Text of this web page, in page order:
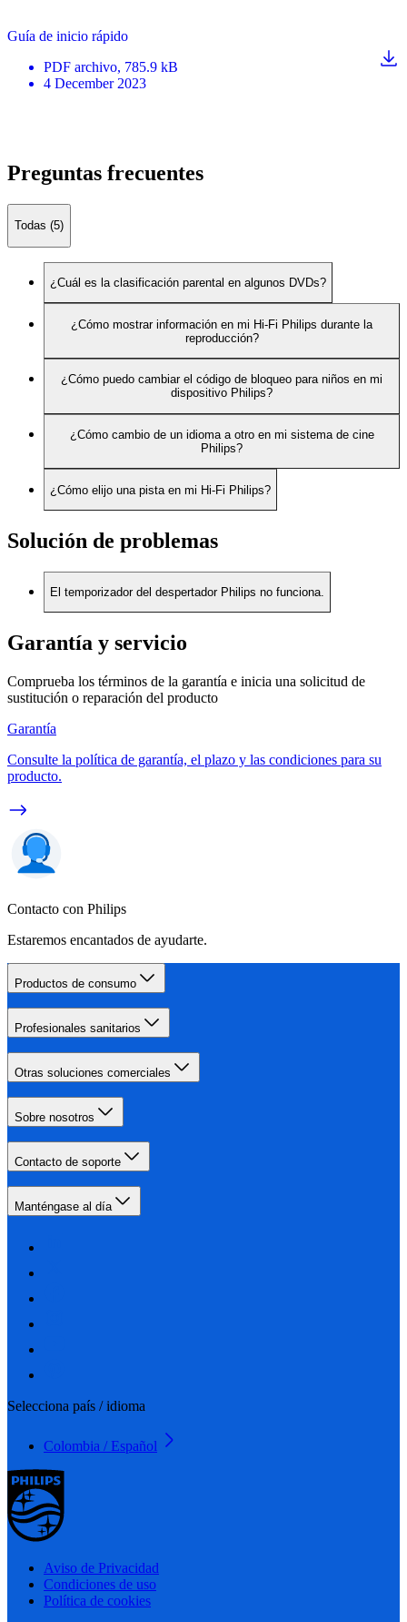
Guía de inicio rápido
PDF archivo, 785.9 kB
4 December 2023
Preguntas frecuentes
Todas (5)
¿Cuál es la clasificación parental en algunos DVDs?
¿Cómo mostrar información en mi Hi-Fi Philips durante la
reproducción?
¿Cómo puedo cambiar el código de bloqueo para niños en mi
dispositivo Philips?
¿Cómo cambio de un idioma a otro en mi sistema de cine
Philips?
¿Cómo elijo una pista en mi Hi-Fi Philips?
Solución de problemas
El temporizador del despertador Philips no funciona.
Garantía y servicio
Comprueba los términos de la garantía e inicia una solicitud de
sustitución o reparación del producto
Garantía
Consulte la política de garantía, el plazo y las condiciones para su
producto.
Contacto con Philips
Estaremos encantados de ayudarte.
Productos de consumo
Profesionales sanitarios
Otras soluciones comerciales
Sobre nosotros
Contacto de soporte
Manténgase al día
Selecciona país / idioma
Colombia / Español
Aviso de Privacidad
Condiciones de uso
Política de cookies